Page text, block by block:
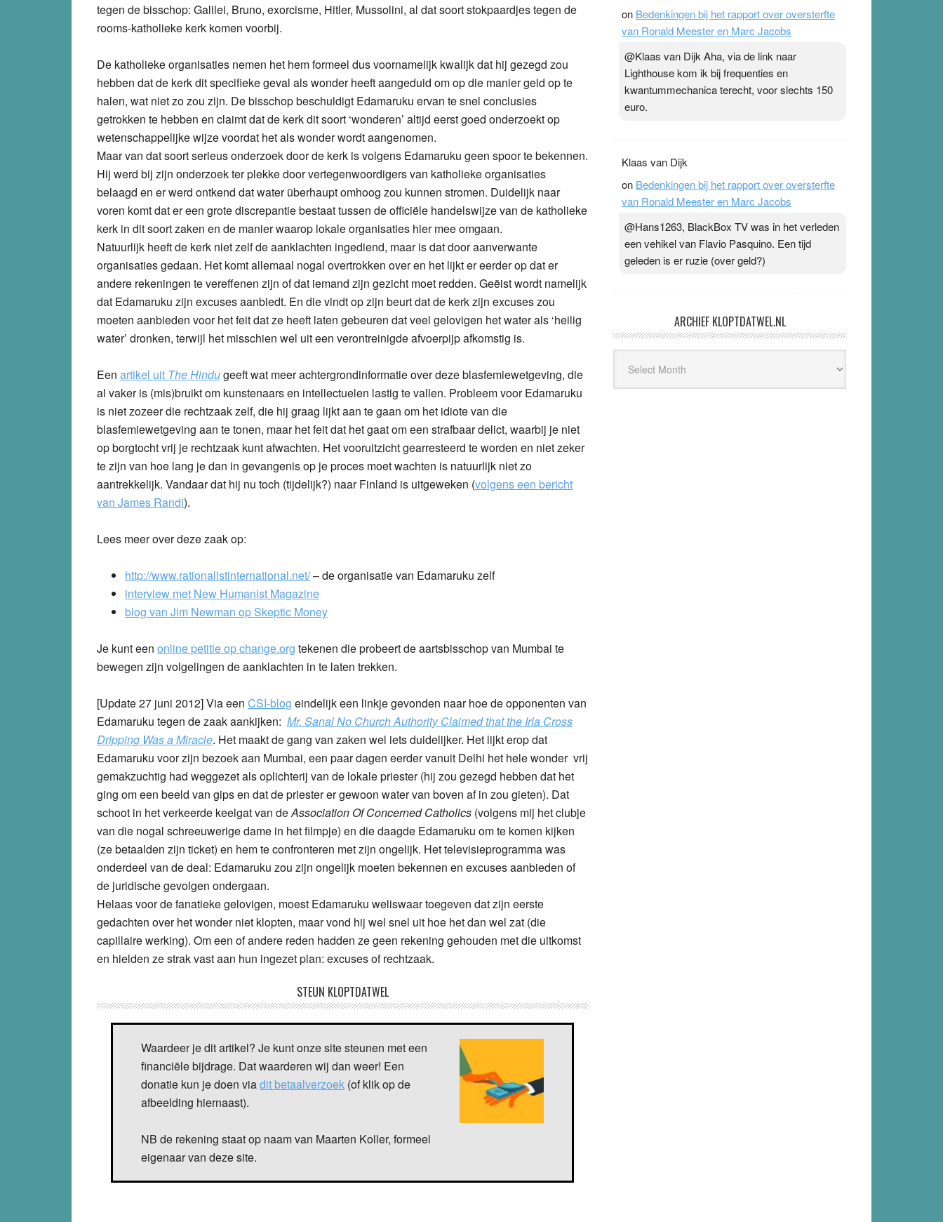
tegen de bisschop: Galilei, Bruno, exorcisme, Hitler, Mussolini, al dat soort stokpaardjes tegen de
rooms-katholieke kerk komen voorbij.
De katholieke organisaties nemen het hem formeel dus voornamelijk kwalijk dat hij gezegd zou
hebben dat de kerk dit specifieke geval als wonder heeft aangeduid om op die manier geld op te
halen, wat niet zo zou zijn. De bisschop beschuldigt Edamaruku ervan te snel conclusies
getrokken te hebben en claimt dat de kerk dit soort ‘wonderen’ altijd eerst goed onderzoekt op
wetenschappelijke wijze voordat het als wonder wordt aangenomen.
Maar van dat soort serieus onderzoek door de kerk is volgens Edamaruku geen spoor te bekennen.
Hij werd bij zijn onderzoek ter plekke door vertegenwoordigers van katholieke organisaties
belaagd en er werd ontkend dat water überhaupt omhoog zou kunnen stromen. Duidelijk naar
voren komt dat er een grote discrepantie bestaat tussen de officiële handelswijze van de katholieke
kerk in dit soort zaken en de manier waarop lokale organisaties hier mee omgaan.
Natuurlijk heeft de kerk niet zelf de aanklachten ingediend, maar is dat door aanverwante
organisaties gedaan. Het komt allemaal nogal overtrokken over en het lijkt er eerder op dat er
andere rekeningen te vereffenen zijn of dat iemand zijn gezicht moet redden. Geëist wordt namelijk
dat Edamaruku zijn excuses aanbiedt. En die vindt op zijn beurt dat de kerk zijn excuses zou
moeten aanbieden voor het feit dat ze heeft laten gebeuren dat veel gelovigen het water als ‘heilig
water’ dronken, terwijl het misschien wel uit een verontreinigde afvoerpijp afkomstig is.
Een artikel uit The Hindugeeft wat meer achtergrondinformatie over deze blasfemiewetgeving, die
al vaker is (mis)bruikt om kunstenaars en intellectuelen lastig te vallen. Probleem voor Edamaruku
is niet zozeer die rechtzaak zelf, die hij graag lijkt aan te gaan om het idiote van die
blasfemiewetgeving aan te tonen, maar het feit dat het gaat om een strafbaar delict, waarbij je niet
op borgtocht vrij je rechtzaak kunt afwachten. Het vooruitzicht gearresteerd te worden en niet zeker
te zijn van hoe lang je dan in gevangenis op je proces moet wachten is natuurlijk niet zo
aantrekkelijk. Vandaar dat hij nu toch (tijdelijk?) naar Finland is uitgeweken (volgens een bericht
van James Randi).
Lees meer over deze zaak op:
http://www.rationalistinternational.net/– de organisatie van Edamaruku zelf
interview met New Humanist Magazine
blog van Jim Newman op Skeptic Money
Je kunt een online petitie op change.org tekenen die probeert de aartsbisschop van Mumbai te
bewegen zijn volgelingen de aanklachten in te laten trekken.
[Update 27 juni 2012]Via een CSI-blog eindelijk een linkje gevonden naar hoe de opponenten van
Edamaruku tegen de zaak aankijken: Mr. Sanal No Church Authority Claimed that the Irla Cross
Dripping Was a Miracle. Het maakt de gang van zaken wel iets duidelijker. Het lijkt erop dat
Edamaruku voor zijn bezoek aan Mumbai, een paar dagen eerder vanuit Delhi het hele wonder vrij
gemakzuchtig had weggezet als oplichterij van de lokale priester (hij zou gezegd hebben dat het
ging om een beeld van gips en dat de priester er gewoon water van boven af in zou gieten). Dat
schoot in het verkeerde keelgat van deAssociation Of Concerned Catholics (volgens mij het clubje
van die nogal schreeuwerige dame in het filmpje) en die daagde Edamaruku om te komen kijken
(ze betaalden zijn ticket) en hem te confronteren met zijn ongelijk. Het televisieprogramma was
onderdeel van de deal: Edamaruku zou zijn ongelijk moeten bekennen en excuses aanbieden of
de juridische gevolgen ondergaan.
Helaas voor de fanatieke gelovigen, moest Edamaruku weliswaar toegeven dat zijn eerste
gedachten over het wonder niet klopten, maar vond hij wel snel uit hoe het dan wel zat (die
capillaire werking). Om een of andere reden hadden ze geen rekening gehouden met die uitkomst
en hielden ze strak vast aan hun ingezet plan: excuses of rechtzaak.
STEUN KLOPTDATWEL
Waardeer je dit artikel? Je kunt onze site steunen met een
financiële bijdrage. Dat waarderen wij dan weer! Een
donatie kun je doen viadit betaalverzoek (of klik op de
afbeelding hiernaast).
NB de rekening staat op naam van Maarten Koller, formeel
eigenaar van deze site.
on Bedenkingen bij het rapport over oversterfte
van Ronald Meester en Marc Jacobs
@Klaas van Dijk Aha, via de link naar
Lighthouse kom ik bij frequenties en
kwantummechanica terecht, voor slechts 150
euro.
Klaas van Dijk
on Bedenkingen bij het rapport over oversterfte
van Ronald Meester en Marc Jacobs
@Hans1263, BlackBox TV was in het verleden
een vehikel van Flavio Pasquino. Een tijd
geleden is er ruzie (over geld?)
ARCHIEF KLOPTDATWEL.NL
Kloptdatwel.nl